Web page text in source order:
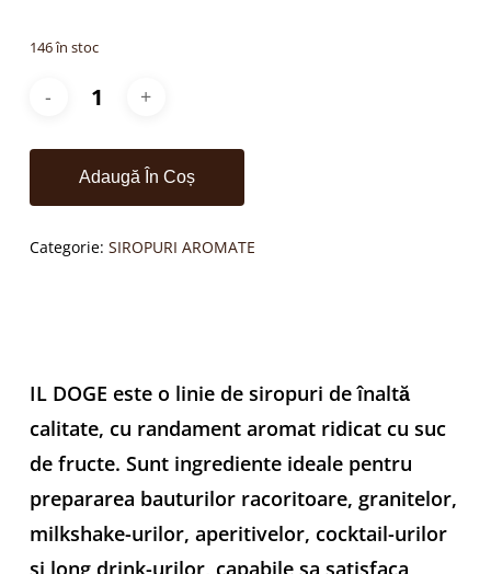
146 în stoc
Adaugă În Coș
Categorie: SIROPURI AROMATE
IL DOGE este o linie de siropuri de înaltă
calitate, cu randament aromat ridicat cu suc
de fructe. Sunt ingrediente ideale pentru
prepararea bauturilor racoritoare, granitelor,
milkshake-urilor, aperitivelor, cocktail-urilor
si long drink-urilor, capabile sa satisfaca